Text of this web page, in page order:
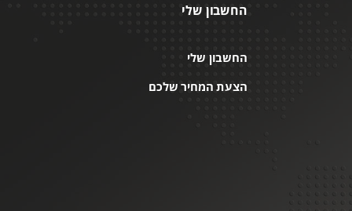
החשבון שלי
החשבון שלי
הצעת המחיר שלכם